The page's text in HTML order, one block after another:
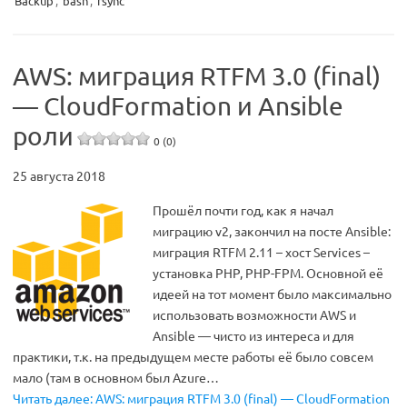
AWS: миграция RTFM 3.0 (final)
— CloudFormation и Ansible
роли
0 (0)
25 августа 2018
Прошёл почти год, как я начал
миграцию v2, закончил на посте Ansible:
миграция RTFM 2.11 – хост Services –
установка PHP, PHP-FPM. Основной её
идеей на тот момент было максимально
использовать возможности AWS и
Ansible — чисто из интереса и для
практики, т.к. на предыдущем месте работы её было совсем
мало (там в основном был Azure…
Читать далее: AWS: миграция RTFM 3.0 (final) — CloudFormation